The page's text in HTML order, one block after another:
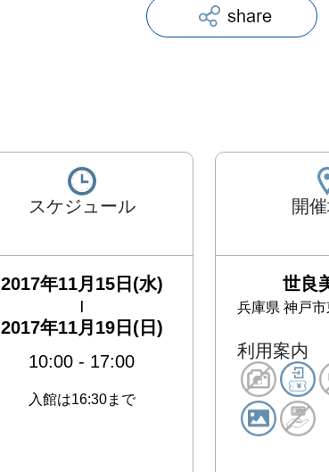
スケジュール
2017年11月15日(水)
2017年11月19日(日)
10:00 - 17:00
入館は16:30まで
開
世良
兵庫県 神戸市東
利用案内